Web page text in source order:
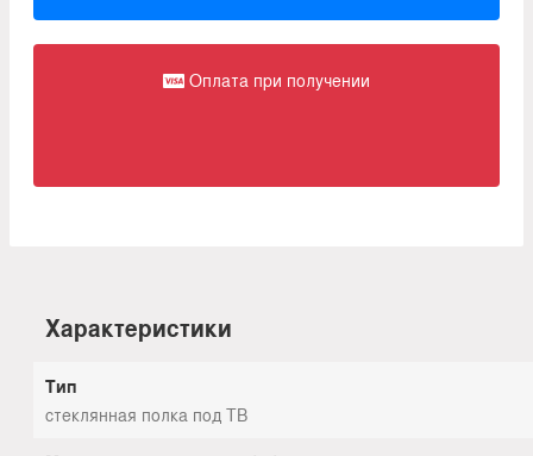
Оплата при получении
Характеристики
Тип
стеклянная полка под ТВ